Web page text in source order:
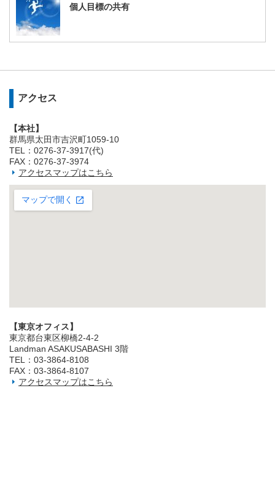
個人目標の共有
アクセス
【本社】
群馬県太田市吉沢町1059-10
TEL：0276-37-3917(代)
FAX：0276-37-3974
アクセスマップはこちら
【東京オフィス】
東京都台東区柳橋2‐4‐2
Landman ASAKUSABASHI 3階
TEL：03‐3864‐8108
FAX：03‐3864‐8107
アクセスマップはこちら